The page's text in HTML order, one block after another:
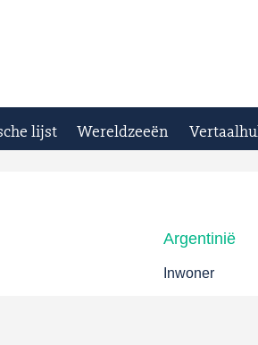
lijst Wereldzeeën
Argentinië
Inwoner